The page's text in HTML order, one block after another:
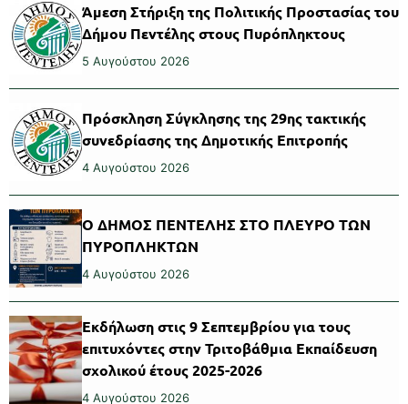
Άμεση Στήριξη της Πολιτικής Προστασίας του
Δήμου Πεντέλης στους Πυρόπληκτους
5 Αυγούστου 2026
Πρόσκληση Σύγκλησης της 29ης τακτικής
συνεδρίασης της Δημοτικής Επιτροπής
4 Αυγούστου 2026
Ο ΔΗΜΟΣ ΠΕΝΤΕΛΗΣ ΣΤΟ ΠΛΕΥΡΟ ΤΩΝ
ΠΥΡΟΠΛΗΚΤΩΝ
4 Αυγούστου 2026
Εκδήλωση στις 9 Σεπτεμβρίου για τους
επιτυχόντες στην Τριτοβάθμια Εκπαίδευση
σχολικού έτους 2025-2026
4 Αυγούστου 2026